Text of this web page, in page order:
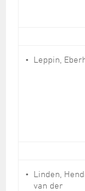
Leppin,
Linden,
van der